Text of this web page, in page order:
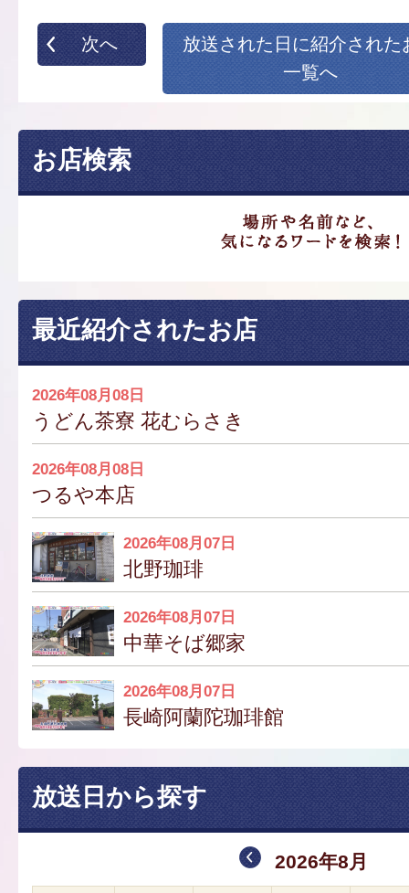
次へ
放送された日に紹介された
一覧へ
お店検索
最近紹介されたお店
2026年08月08日
うどん茶寮 花むらさき
2026年08月08日
つるや本店
2026年08月07日
北野珈琲
2026年08月07日
中華そば郷家
2026年08月07日
長崎阿蘭陀珈琲館
放送日から探す
2026年8月